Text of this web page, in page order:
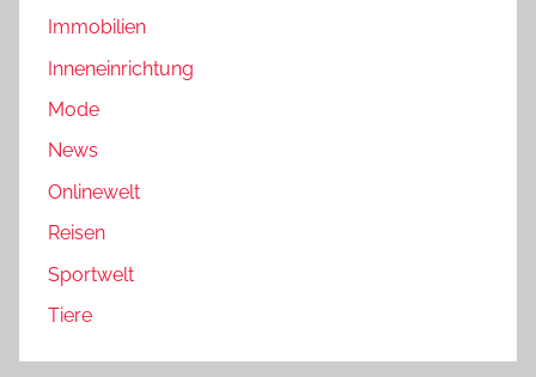
Immobilien
Inneneinrichtung
Mode
News
Onlinewelt
Reisen
Sportwelt
Tiere